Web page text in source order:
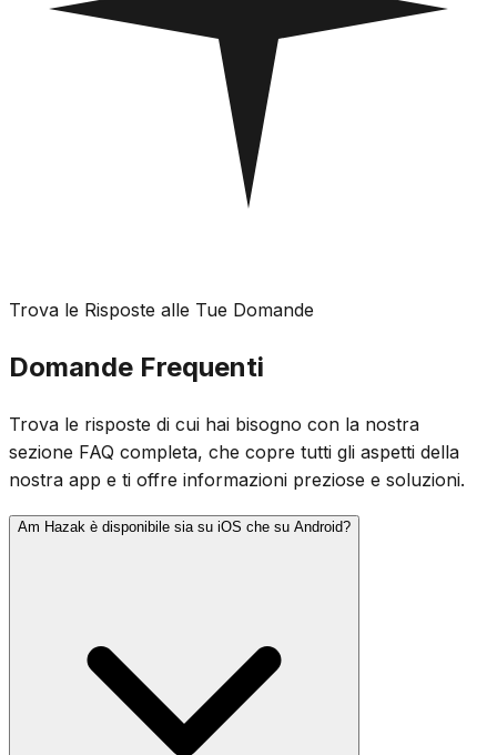
Trova le Risposte alle Tue Domande
Domande Frequenti
Trova le risposte di cui hai bisogno con la nostra
sezione FAQ completa, che copre tutti gli aspetti della
nostra app e ti offre informazioni preziose e soluzioni.
Am Hazak è disponibile sia su iOS che su Android?